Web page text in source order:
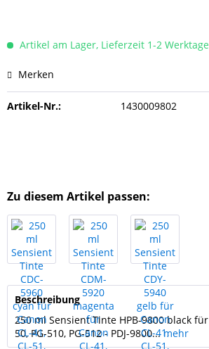
Artikel am Lager, Lieferzeit 1-2
Merken
Artikel-Nr.: 1430009802
Zu diesem Artikel passen:
Beschreibung
250 ml Sensient Tinte HPB-9800 black für
50, PG-510, PG-512 - PDJ-9800...mehr